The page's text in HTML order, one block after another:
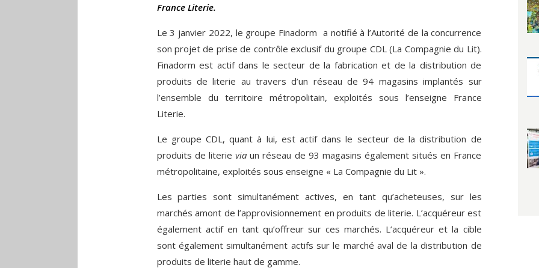
France Literie.
Le 3 janvier 2022, le groupe Finadorm a notifié à l’Autorité de la concurrence
son projet de prise de contrôle exclusif du groupe CDL (La Compagnie du Lit).
Finadorm est actif dans le secteur de la fabrication et de la distribution de
produits de literie au travers d’un réseau de 94 magasins implantés sur
l’ensemble du territoire métropolitain, exploités sous l’enseigne France
Literie.
Le groupe CDL, quant à lui, est actif dans le secteur de la distribution de
produits de literie via un réseau de 93 magasins également situés en France
métropolitaine, exploités sous enseigne « La Compagnie du Lit ».
Les parties sont simultanément actives, en tant qu’acheteuses, sur les
marchés amont de l’approvisionnement en produits de literie. L’acquéreur est
également actif en tant qu’offreur sur ces marchés. L’acquéreur et la cible
sont également simultanément actifs sur le marché aval de la distribution de
produits de literie haut de gamme.